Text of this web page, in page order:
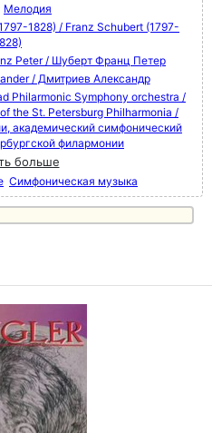
Мелодия
1828) / Franz Schubert (1797-
Peter / Шуберт Франц Петер
/ Дмитриев Александр
Philarmonic Symphony orchestra /
the St. Petersburg Philharmonia /
академический симфонический
филармонии
больше
Симфоническая музыка